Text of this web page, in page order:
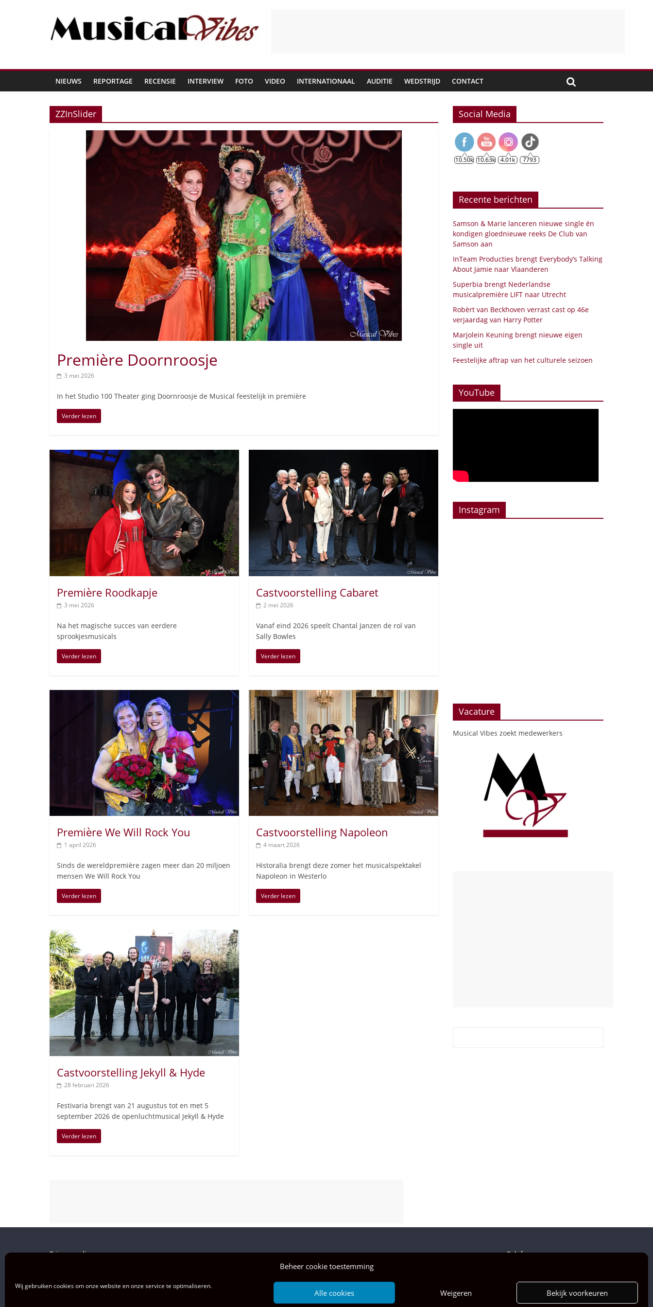
Beheer cookie toestemming
Wij gebruiken cookies om onze website en onze service te optimaliseren.
Alle cookies Weigeren Bekijk voorkeuren
NIEUWS REPORTAGE RECENSIE INTERVIEW FOTO VIDEO INTERNATIONAAL AUDITIE WEDSTRIJD CONTACT
ZZInSlider
Première Doornroosje
3 mei 2026
In het Studio 100 Theater ging Doornroosje de Musical feestelijk in première
Verder lezen
Première Roodkapje
3 mei 2026
Na het magische succes van eerdere
sprookjesmusicals
Verder lezen
Castvoorstelling Cabaret
2 mei 2026
Vanaf eind 2026 speelt Chantal Janzen de rol van
Sally Bowles
Verder lezen
Première We Will Rock You
1 april 2026
Sinds de wereldpremière zagen meer dan 20 miljoen
mensen We Will Rock You
Verder lezen
Castvoorstelling Napoleon
4 maart 2026
Historalia brengt deze zomer het musicalspektakel
Napoleon in Westerlo
Verder lezen
Castvoorstelling Jekyll & Hyde
28 februari 2026
Festivaria brengt van 21 augustus tot en met 5
september 2026 de openluchtmusical Jekyll & Hyde
Verder lezen
Social Media
10.50k 10.63k 4.01k 7793
Recente berichten
Samson & Marie lanceren nieuwe single én
kondigen gloednieuwe reeks De Club van
Samson aan
InTeam Producties brengt Everybody’s Talking
About Jamie naar Vlaanderen
Superbia brengt Nederlandse
musicalpremière LIFT naar Utrecht
Robèrt van Beckhoven verrast cast op 46e
verjaardag van Harry Potter
Marjolein Keuning brengt nieuwe eigen
single uit
Feestelijke aftrap van het culturele seizoen
YouTube
Instagram
Vacature
Musical Vibes zoekt medewerkers
Privacy policy Colofon
Copyright © 2026 . All rights reserved.
Privacy & cookies: deze site gebruikt cookies. Door deze site te blijven gebruiken, ga je akkoord met het gebruik hiervan.